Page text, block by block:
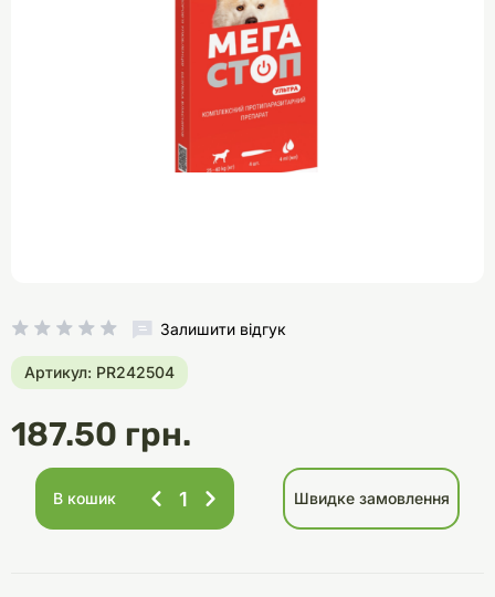
Залишити відгук
Артикул: PR242504
187.50 грн.
В кошик Швидке замовлення